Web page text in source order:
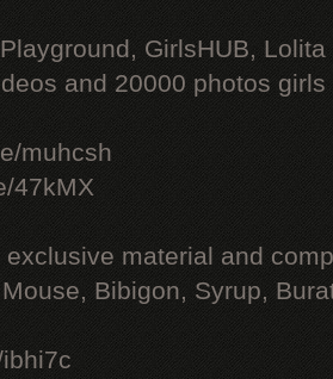
GirlsHUB, Lolita
and 20000 photos
muhcsh
47kMX
exclusive material and
Bibigon, Syrup,